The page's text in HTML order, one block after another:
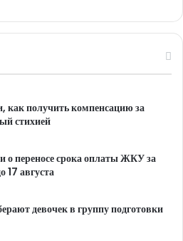
как получить компенсацию за
стихией
о переносе срока оплаты ЖКУ за
17 августа
девочек в группу подготовки